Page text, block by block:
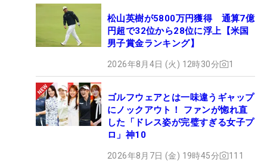
松山英樹が5800万円獲得 通算7億
円超で32位から28位に浮上【米国
男子賞金ランキング】
2026年8月4日 (火) 12時30分 1
ゴルフウェアとは一味違うギャップ
にノックアウト！ ファンが惚れ直
した「ドレス姿が完璧すぎる女子プ
ロ」神10
2026年8月7日 (金) 19時45分 111